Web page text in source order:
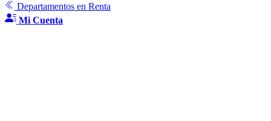
Departamentos en Renta
Mi Cuenta